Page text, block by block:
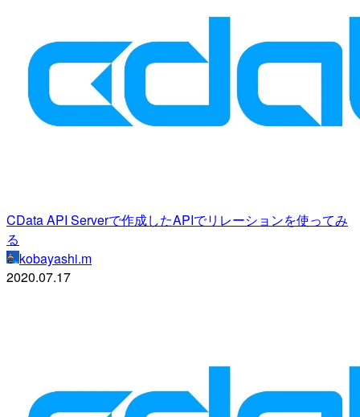
CData API Serverで作成したAPIでリレーションを使ってみ
る
kobayashi.m
2020.07.17